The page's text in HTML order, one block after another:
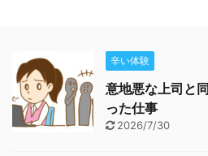
辛い体験
意地悪な上司と
った仕事
2026/7/30